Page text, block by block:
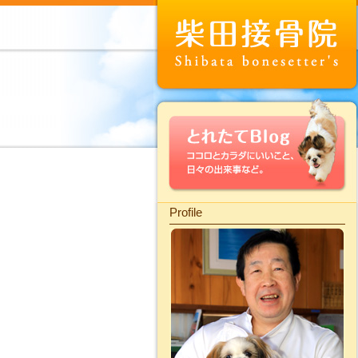
Profile